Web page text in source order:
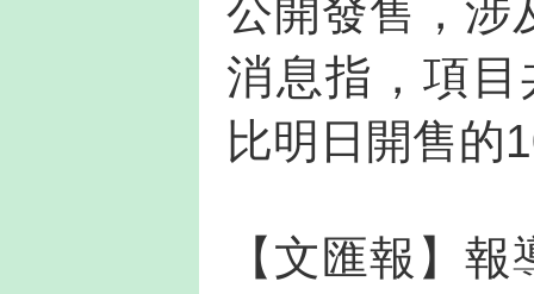
公開發售，涉
消息指，項
比明日開售的
【文匯報】